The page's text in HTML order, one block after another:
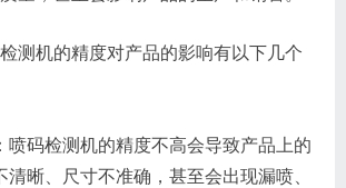
测机的精度对产品的影响有以下几个
喷码检测机的精度不高会导致产品上的
清晰、尺寸不准确，甚至会出现漏喷、